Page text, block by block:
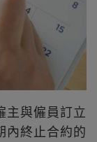
主與僱員訂立
內終止合約的